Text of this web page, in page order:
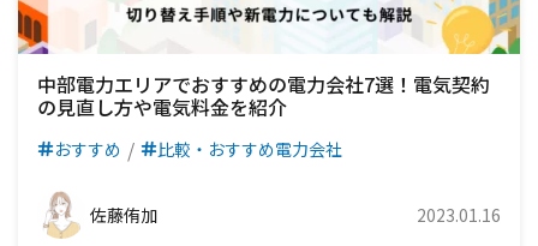
中部電力エリアでおすすめの電力会社7選！電気契約
の見直し方や電気料金を紹介
おすすめ 比較・おすすめ電力会社
佐藤侑加 2023.01.16